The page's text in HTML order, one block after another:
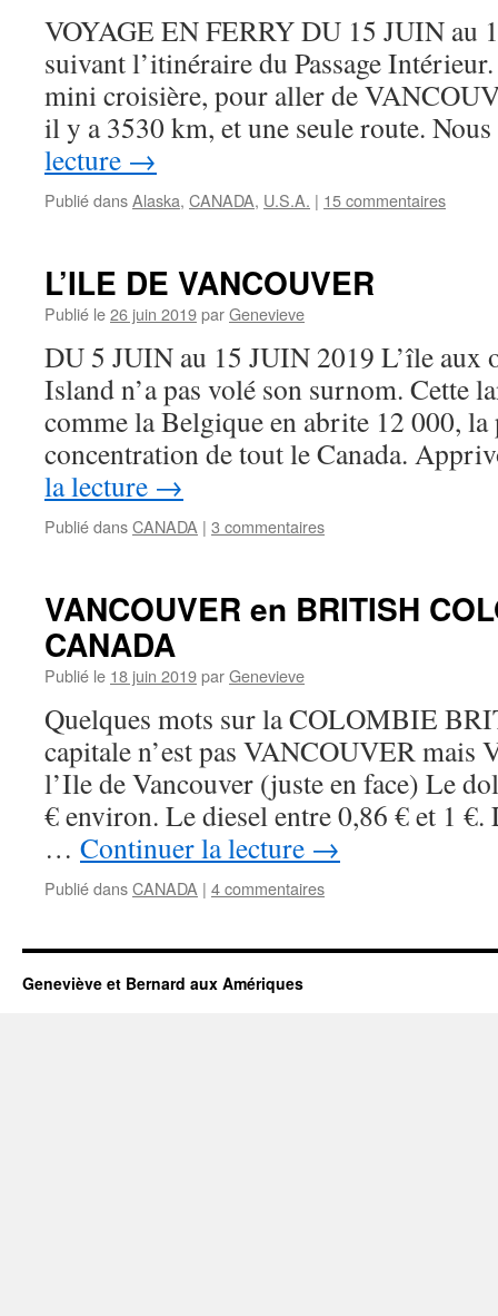
VOYAGE EN FERRY DU 15 JUIN au
suivant l’itinéraire du Passage
mini croisière, pour aller de
il y a 3530 km, et une seule route.
lecture →
Publié dansAlaska, CANADA, U.S.A. | 15 commentaires
L’ILE DE VANCOUVER
Publié le26 juin 2019parGenevieve
DU 5 JUIN au 15 JUIN 2019 L’île aux
Island n’a pas volé son surnom. Cette
comme la Belgique en abrite 12 000,
concentration de tout le Canada.
la lecture →
Publié dansCANADA | 3 commentaires
VANCOUVER en BRITISH
CANADA
Publié le 18 juin 2019parGenevieve
Quelques mots sur la COLOMBIE
capitale n’est pas VANCOUVER
l’Ile de Vancouver (juste en face) Le
€ environ. Le diesel entre 0,86 € et 1
… Continuer la lecture →
Publié dansCANADA | 4 commentaires
Geneviève et Bernard aux Amériques